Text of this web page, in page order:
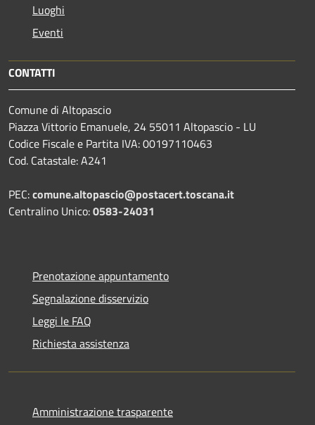
Luoghi
Eventi
CONTATTI
Comune di Altopascio
Piazza Vittorio Emanuele, 24 55011 Altopascio - LU
Codice Fiscale e Partita IVA: 00197110463
Cod. Catastale: A241
PEC:comune.altopascio@postacert.toscana.it
Centralino Unico:0583-24031
Prenotazione appuntamento
Segnalazione disservizio
Leggi le FAQ
Richiesta assistenza
Amministrazione trasparente